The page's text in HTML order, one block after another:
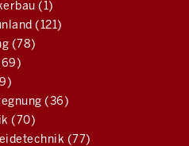
(1)
(121)
(78)
(36)
(70)
(77)